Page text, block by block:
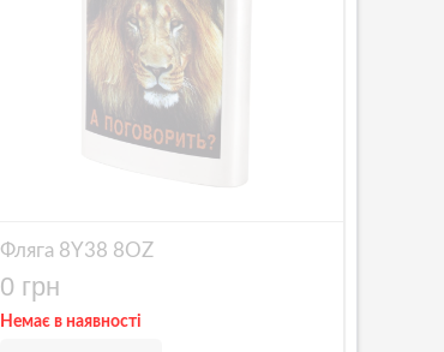
Фляга 8Y38 8OZ
0 грн
Немає в наявності